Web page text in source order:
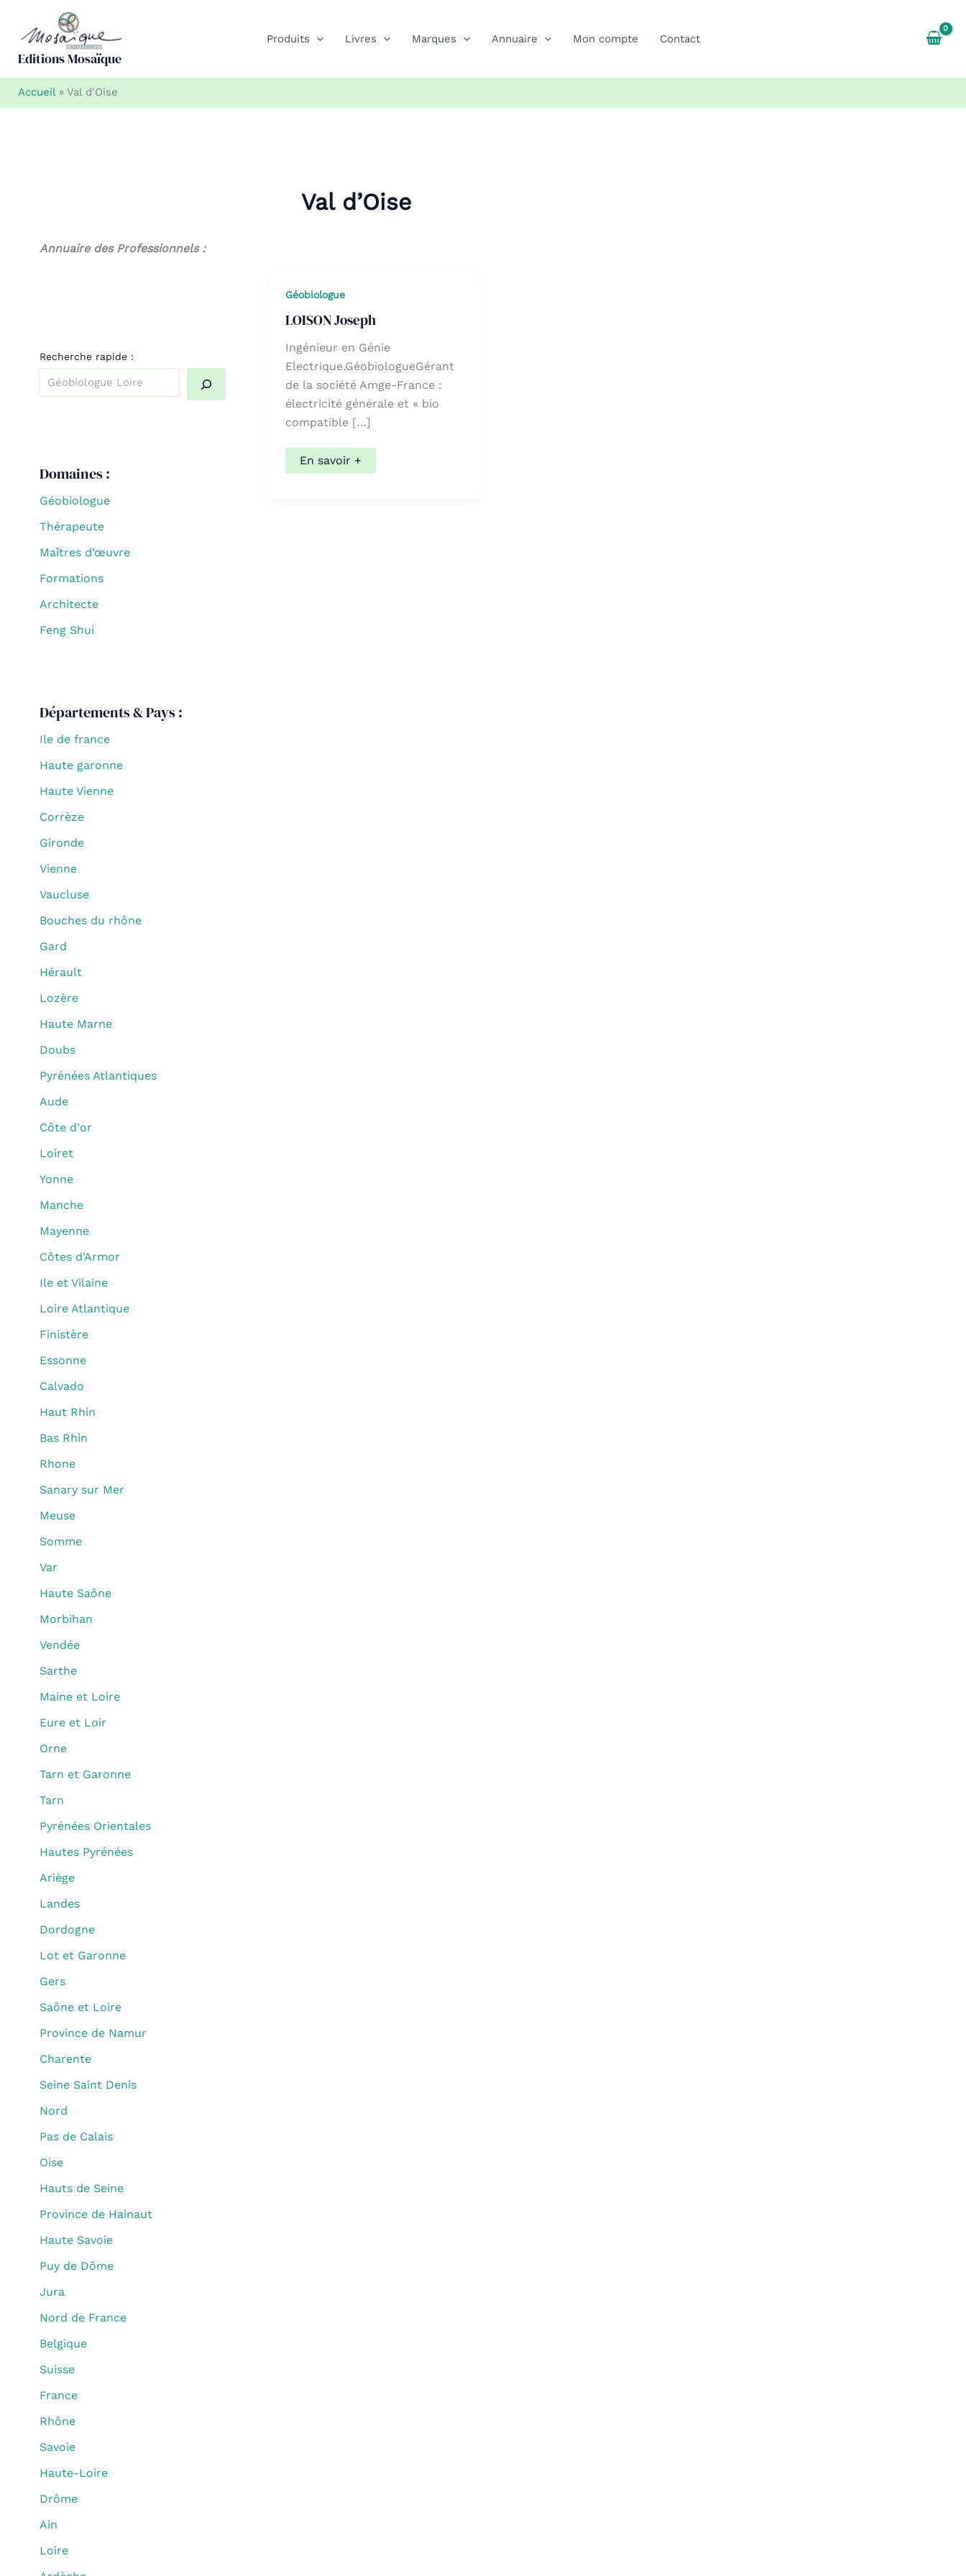
contenu
Editions Mosaïque
Produits Livres Marques Annuaire Mon compte Contact
Accueil» Val d'Oise
Annuaire des Professionnels :
Recherche rapide :
Quand les résultats de l'auto-complétion sont disponibles, utilisez les flèches haut et bas pour évaluer entrer pour aller à la page désirée. Utilisateurs et
Domaines :
Géobiologue
Thérapeute
Maîtres d’œuvre
Formations
Architecte
Feng Shui
Départements & Pays :
Ile de france
Haute garonne
Haute Vienne
Corrèze
Gironde
Vienne
Vaucluse
Bouches du rhône
Gard
Hérault
Lozère
Haute Marne
Doubs
Pyrénées Atlantiques
Aude
Côte d'or
Loiret
Yonne
Manche
Mayenne
Côtes d'Armor
Ile et Vilaine
Loire Atlantique
Finistère
Essonne
Calvado
Haut Rhin
Bas Rhin
Rhone
Sanary sur Mer
Meuse
Somme
Var
Haute Saône
Morbihan
Vendée
Sarthe
Maine et Loire
Eure et Loir
Orne
Tarn et Garonne
Tarn
Pyrénées Orientales
Hautes Pyrénées
Ariège
Landes
Dordogne
Lot et Garonne
Gers
Saône et Loire
Province de Namur
Charente
Seine Saint Denis
Nord
Pas de Calais
Oise
Hauts de Seine
Province de Hainaut
Haute Savoie
Puy de Dôme
Jura
Nord de France
Belgique
Suisse
France
Rhône
Savoie
Haute-Loire
Drôme
Ain
Loire
Val d’Oise
Géobiologue
LOISON Joseph
Ingénieur en Génie
Electrique.GéobiologueGérant
de la société Amge-France :
électricité générale et « bio
compatible […]
LOISON
Joseph
En savoir +